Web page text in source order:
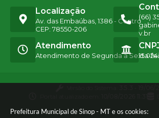
Prefeitura Municipal de Sinop - MT e os cookies:
Localização
Av. das Embaúbas, 1386 - Centro
CEP: 78550-206
(66)
v.br
Atendimento
Atendimento de Segunda a Sexta-